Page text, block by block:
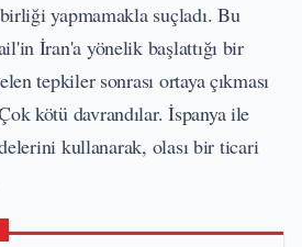
yapmamakla suçladı. Bu
İran'a yönelik başlattığı bir
tepkiler sonrası ortaya çıkması
kötü davrandılar. İspanya ile
kullanarak, olası bir ticari